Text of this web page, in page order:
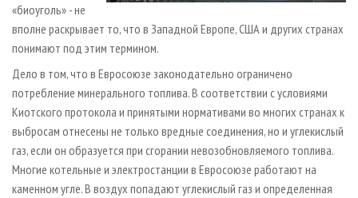
«биоуголь» - не
вполне раскрывает то, что в Западной Европе, США и других странах
понимают под этим термином.
Дело в том, что в Евросоюзе законодательно ограничено
потребление минерального топлива. В соответствии с условиями
Киотского протокола и принятыми нормативами во многих странах к
выбросам отнесены не только вредные соединения, но и углекислый
газ, если он образуется при сгорании невозобновляемого топлива.
Многие котельные и электростанции в Евросоюзе работают на
каменном угле. В воздух попадают углекислый газ и определенная